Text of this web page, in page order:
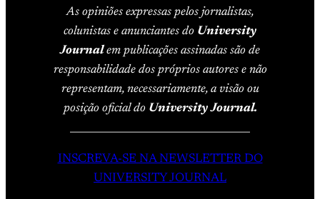
As opiniões expressas pelos jornalistas,
colunistas e anunciantes do University
Journalem publicações assinadas são de
responsabilidade dos próprios autores e não
representam, necessariamente, a visão ou
posição oficial do University Journal.
INSCREVA-SE NA NEWSLETTER DO
UNIVERSITY JOURNAL